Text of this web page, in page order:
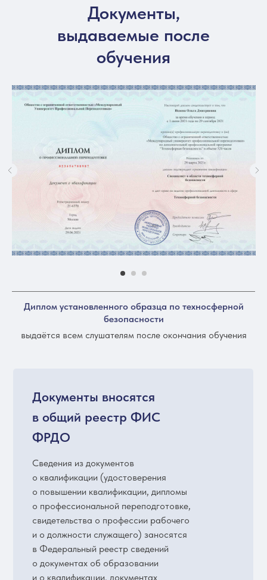
Документы,
выдаваемые после
обучения
Диплом установленного образца по техносферной
безопасности
выдаётся всем слушателям после окончания обучения
Сведения из документов
о квалификации (удостоверения
о повышении квалификации, дипломы
о профессиональной переподготовке,
свидетельства о профессии рабочего
и о должности служащего) заносятся
в Федеральный реестр сведений
о документах об образовании
и о квалификации, документах
Документы вносятся
в общий реестр ФИС
ФРДО